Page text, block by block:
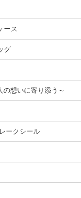
ース
グ
想いに寄り添う～
ークシール